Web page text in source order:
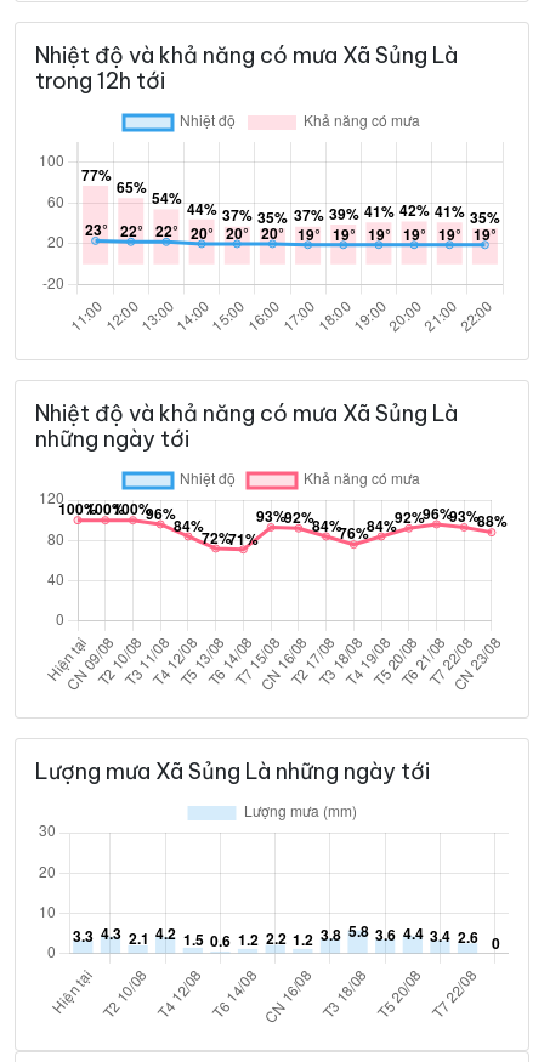
Nhiệt độ và khả năng có mưa Xã Sủng Là
trong 12h tới
Nhiệt độ và khả năng có mưa Xã Sủng Là
những ngày tới
Lượng mưa Xã Sủng Là những ngày tới